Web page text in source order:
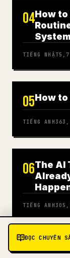
ĐỌC CHUYÊN
04How to
TIẾNG NHẬT5,7
05How
TIẾNG ANH
06The AI
TIẾNG ANH